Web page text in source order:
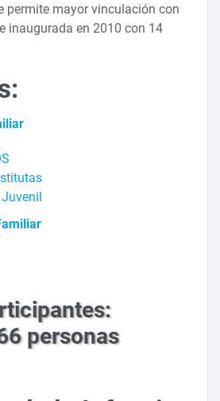
permite mayor vinculación con
inaugurada en 2010 con 14
personas